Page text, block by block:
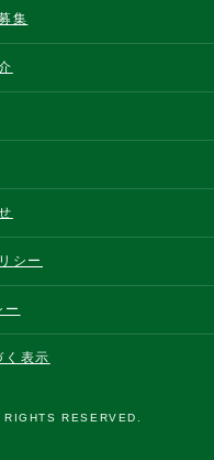
集
シー
ー
く表示
RESERVED.